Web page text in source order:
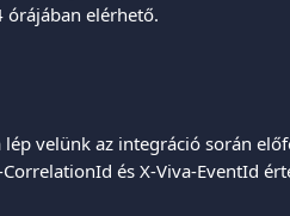
órájában elérhető.
velünk az integráció során
és X-Viva-EventId